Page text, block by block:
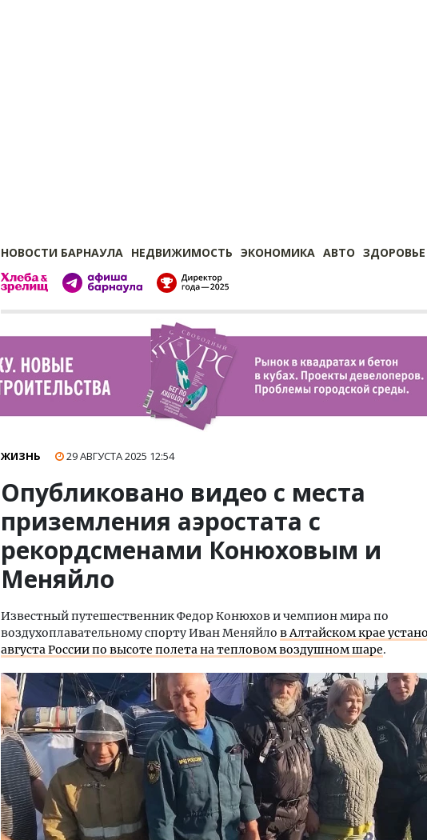
НОВОСТИ БАРНАУЛА НЕДВИЖИМОСТЬ ЭКОНОМИКА АВТО ЗДОРОВЬЕ
ЖИЗНЬ 29 АВГУСТА 2025 12:54
Опубликовано видео с места
приземления аэростата с
рекордсменами Конюховым и
Меняйло
Известный путешественник Федор Конюхов и чемпион мира по
воздухоплавательному спорту Иван Меняйло в Алтайском крае
августа России по высоте полета на тепловом воздушном шаре.